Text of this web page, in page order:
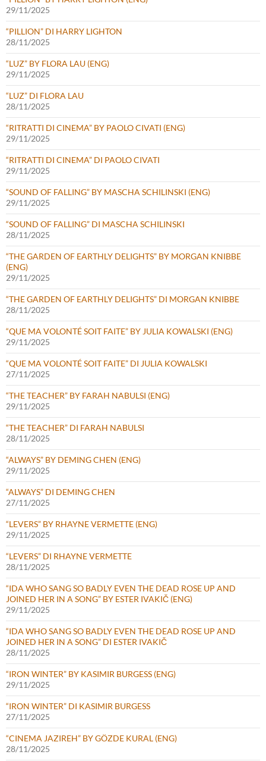
29/11/2025
“PILLION” DI HARRY LIGHTON
28/11/2025
“LUZ” BY FLORA LAU (ENG)
29/11/2025
“LUZ” DI FLORA LAU
28/11/2025
“RITRATTI DI CINEMA” BY PAOLO CIVATI (ENG)
29/11/2025
“RITRATTI DI CINEMA” DI PAOLO CIVATI
29/11/2025
“SOUND OF FALLING” BY MASCHA SCHILINSKI (ENG)
29/11/2025
“SOUND OF FALLING” DI MASCHA SCHILINSKI
28/11/2025
“THE GARDEN OF EARTHLY DELIGHTS” BY MORGAN KNIBBE
(ENG)
29/11/2025
“THE GARDEN OF EARTHLY DELIGHTS” DI MORGAN KNIBBE
28/11/2025
“QUE MA VOLONTÉ SOIT FAITE” BY JULIA KOWALSKI (ENG)
29/11/2025
“QUE MA VOLONTÉ SOIT FAITE” DI JULIA KOWALSKI
27/11/2025
“THE TEACHER” BY FARAH NABULSI (ENG)
29/11/2025
“THE TEACHER” DI FARAH NABULSI
28/11/2025
“ALWAYS” BY DEMING CHEN (ENG)
29/11/2025
“ALWAYS” DI DEMING CHEN
27/11/2025
“LEVERS” BY RHAYNE VERMETTE (ENG)
29/11/2025
“LEVERS” DI RHAYNE VERMETTE
28/11/2025
“IDA WHO SANG SO BADLY EVEN THE DEAD ROSE UP AND
JOINED HER IN A SONG” BY ESTER IVAKIČ (ENG)
29/11/2025
“IDA WHO SANG SO BADLY EVEN THE DEAD ROSE UP AND
JOINED HER IN A SONG” DI ESTER IVAKIČ
28/11/2025
“IRON WINTER” BY KASIMIR BURGESS (ENG)
29/11/2025
“IRON WINTER” DI KASIMIR BURGESS
27/11/2025
“CINEMA JAZIREH” BY GÖZDE KURAL (ENG)
28/11/2025